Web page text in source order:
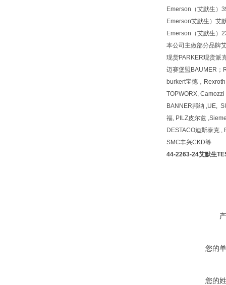
Emerson（艾默生）
Emerson艾默生）艾
Emerson（艾默生）
本公司主做部分品牌
现货PARKER现货派
迈赛堡盟BAUMER；
burkert宝德，
TOPWORX,
BANNER邦纳 ,UE,
福, PILZ皮尔兹
DESTACO迪斯泰克
SMC丰兴CKD等
44-2263-24艾默生
您的
您的